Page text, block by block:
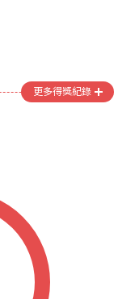
更多得獎紀錄